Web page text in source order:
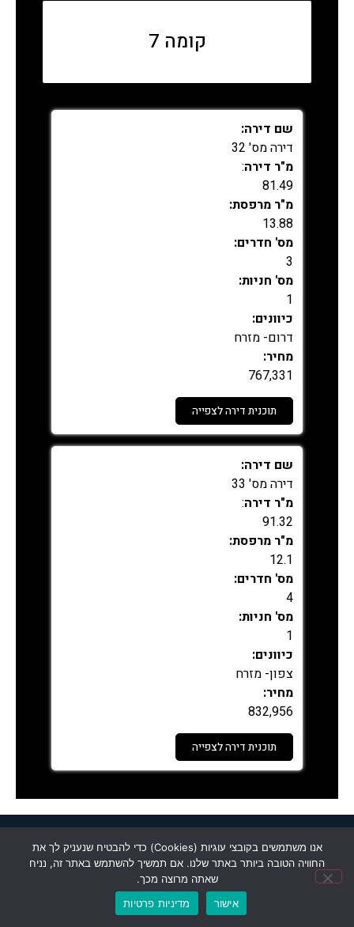
קומה 7
שם דירה:
דירה מס' 32
מ"ר דירה:
81.49
מ"ר מרפסת:
13.88
מס' חדרים:
3
מס' חניות:
1
כיוונים:
דרום- מזרח
מחיר:
767,331
תוכנית דירה לצפייה
נמכר
שם דירה:
דירה מס' 33
מ"ר דירה:
91.32
מ"ר מרפסת:
12.1
מס' חדרים:
4
מס' חניות:
1
כיוונים:
צפון- מזרח
מחיר:
832,956
תוכנית דירה לצפייה
נמכר
אנו משתמשים בקובצי עוגיות (Cookies) כדי להבטיח שנעניק לך את
החוויה הטובה ביותר באתר שלנו. אם תמשיך להשתמש באתר זה, נניח
שאתה מרוצה מכך.
אישור
מדיניות פרטיות